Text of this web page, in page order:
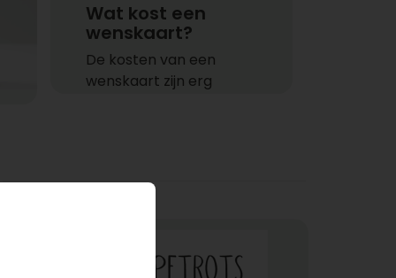
Wat kost een
wenskaart?
De kosten van een
wenskaart zijn erg
op de kosten van een
voor een wenskaart te
noemen. Afhankelijk van je